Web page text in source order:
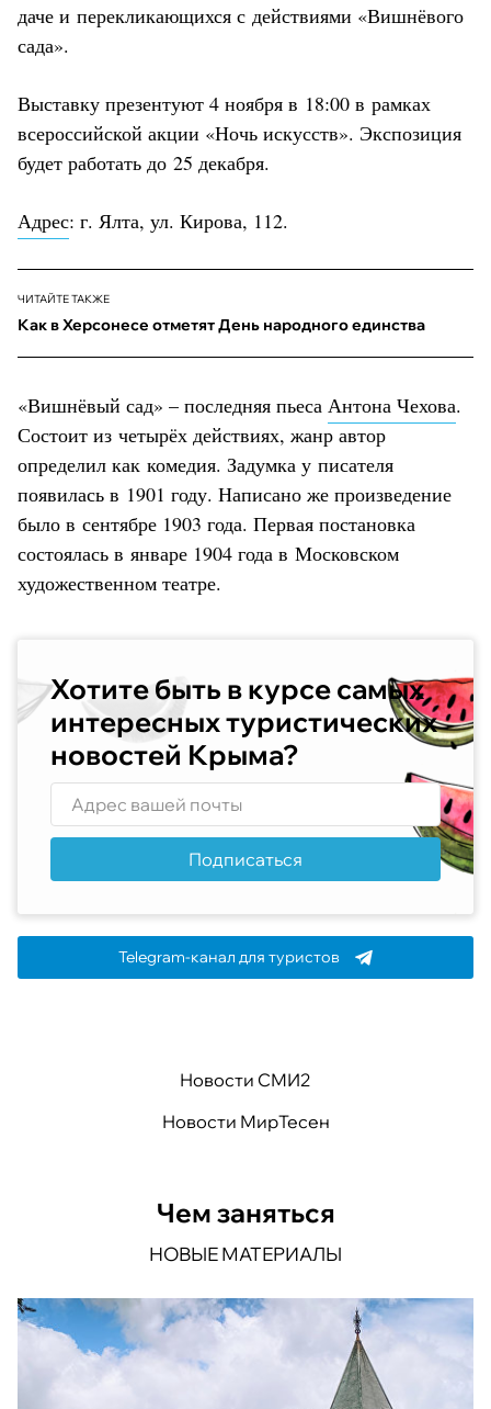
даче и перекликающихся с действиями «Вишнёвого
сада».
Выставку презентуют 4 ноября в 18:00 в рамках
всероссийской акции «Ночь искусств». Экспозиция
будет работать до 25 декабря.
Адрес: г. Ялта, ул. Кирова, 112.
ЧИТАЙТЕ ТАКЖЕ
Как в Херсонесе отметят День народного единства
«Вишнёвый сад» – последняя пьеса Антона Чехова.
Состоит из четырёх действиях, жанр автор
определил как комедия. Задумка у писателя
появилась в 1901 году. Написано же произведение
было в сентябре 1903 года. Первая постановка
состоялась в январе 1904 года в Московском
художественном театре.
Хотите быть в курсе самых
интересных туристических
новостей Крыма?
Подписаться
Telegram-канал для туристов
Новости СМИ2
Новости МирТесен
Чем заняться
НОВЫЕ МАТЕРИАЛЫ